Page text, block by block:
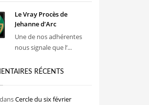
Le Vray Procès de
Jehanne d’Arc
Une de nos adhérentes
nous signale que l’...
RÉCENTS
Cercle du six février